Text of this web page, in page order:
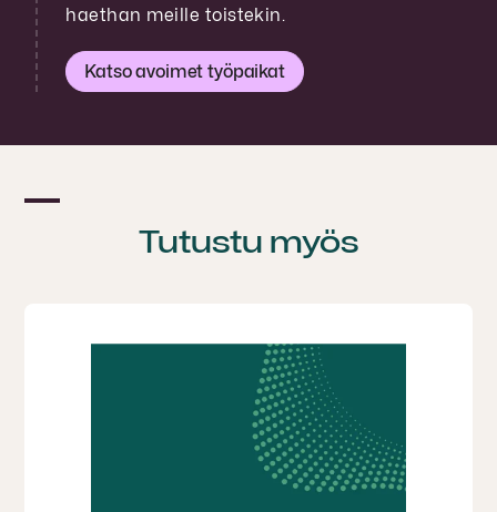
haethan meille toistekin.
Katso avoimet työpaikat
Tutustu myös